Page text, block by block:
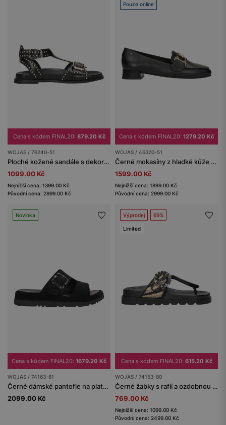
Cena s kódem FINAL20: 879.20 Kč
WOJAS / 76240-51
Ploché kožené sandále s dekorativním zakončením v podobě cvočků
1099.00 Kč
Nejnižší cena: 1399.00 Kč
Původní cena: 2899.00 Kč
Pouze online
Cena s kódem FINAL20: 1279.20 Kč
WOJAS / 46320-51
Černé mokasíny z hladké kůže se zlatou ozdobou
1599.00 Kč
Nejnižší cena: 1899.00 Kč
Původní cena: 2999.00 Kč
Novinka
Cena s kódem FINAL20: 1679.20 Kč
WOJAS / 74163-61
Černé dámské pantofle na platformě
2099.00 Kč
Výprodej 69%
Limited
Cena s kódem FINAL20: 615.20 Kč
WOJAS / 74153-80
Černé žabky s rafií a ozdobnou přezkou
769.00 Kč
Nejnižší cena: 1099.00 Kč
Původní cena: 2499.00 Kč